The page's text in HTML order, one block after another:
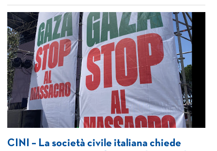
CINI – La società civile italiana chiede